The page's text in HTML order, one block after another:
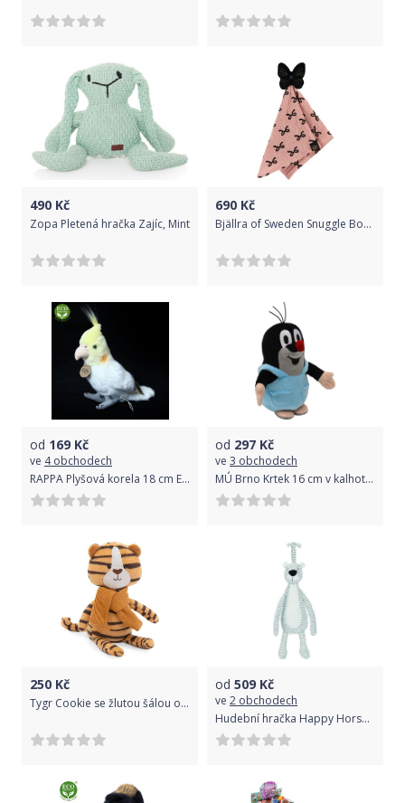
490 Kč
Zopa Pletená hračka Zajíc, Mint
690 Kč
Bjällra of Sweden Snuggle Bow Collection
od 169 Kč
ve 4 obchodech
RAPPA Plyšová korela 18 cm ECO-FRIENDLY
od 297 Kč
ve 3 obchodech
MÚ Brno Krtek 16 cm v kalhotkách
250 Kč
Tygr Cookie se žlutou šálou od firmy ORANGE TOYS - 14 cm
od 509 Kč
ve 2 obchodech
Hudební hračka Happy Horse Panter Polo